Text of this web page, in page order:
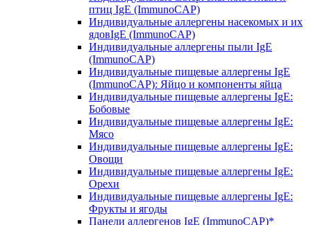
птиц IgE (ImmunoCAP)
Индивидуальные аллергены насекомых и их
ядовIgE (ImmunoCAP)
Индивидуальные аллергены пыли IgE
(ImmunoCAP)
Индивидуальные пищевые аллергены IgE
(ImmunoCAP): Яйцо и компоненты яйца
Индивидуальные пищевые аллергены IgE:
Бобовые
Индивидуальные пищевые аллергены IgE:
Мясо
Индивидуальные пищевые аллергены IgE:
Овощи
Индивидуальные пищевые аллергены IgE:
Орехи
Индивидуальные пищевые аллергены IgE:
Фрукты и ягоды
Панели аллергенов IgE (ImmunoCAP)*